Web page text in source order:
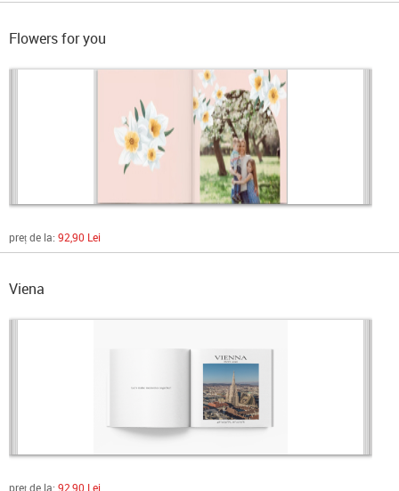
Flowers for you
preț de la: 92,90 Lei
Viena
preț de la: 92,90 Lei